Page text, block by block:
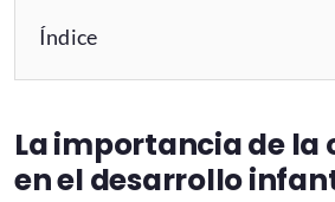
Índice
La importancia de
en el desarrollo